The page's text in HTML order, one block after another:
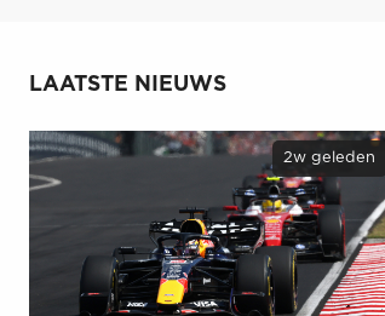
LAATSTE NIEUWS
2w geleden